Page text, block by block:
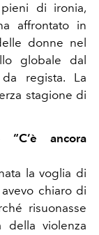
di ironia,
affrontato in
donne nel
globale dal
regista. La
stagione di
“C’è ancora
la voglia di
chiaro di
risuonasse
della violenza